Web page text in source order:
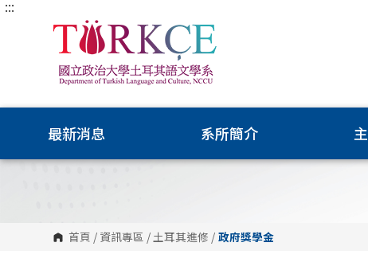
跳
:::
最新消息 系所簡介
首頁 / 資訊專區 /土耳其進修 / 政府獎學金